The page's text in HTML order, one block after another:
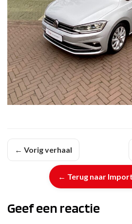
← Vorig verhaal
← Terug naar
Geef een reactie